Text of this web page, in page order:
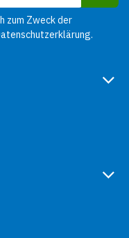
zum Zweck der
.